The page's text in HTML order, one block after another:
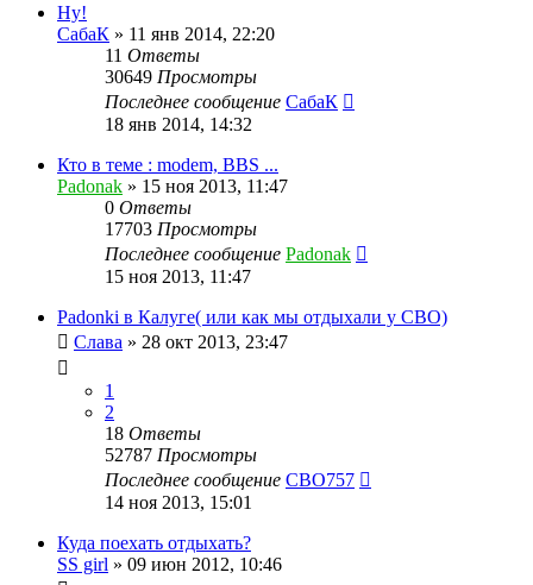
Ну!
СабаК » 11 янв 2014, 22:20
11 Ответы
30649 Просмотры
Последнее сообщение СабаК
18 янв 2014, 14:32
Кто в теме : modem, BBS ...
Padonak » 15 ноя 2013, 11:47
0 Ответы
17703 Просмотры
Последнее сообщение Padonak
15 ноя 2013, 11:47
Padonki в Калуге( или как мы отдыхали у СВО)
Слава » 28 окт 2013, 23:47
1
2
18 Ответы
52787 Просмотры
Последнее сообщение CBO757
14 ноя 2013, 15:01
Куда поехать отдыхать?
SS girl » 09 июн 2012, 10:46